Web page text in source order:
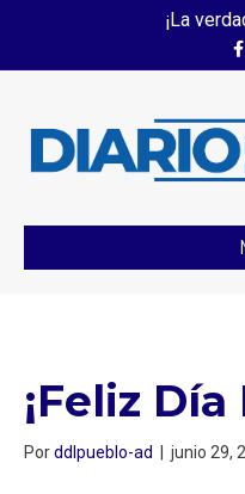
¡La
¡Feliz
Porddlpueblo-ad | junio 29,